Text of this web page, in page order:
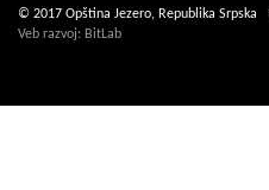
© 2017 Opština Jezero, Republika Srpska
Veb razvoj: BitLab